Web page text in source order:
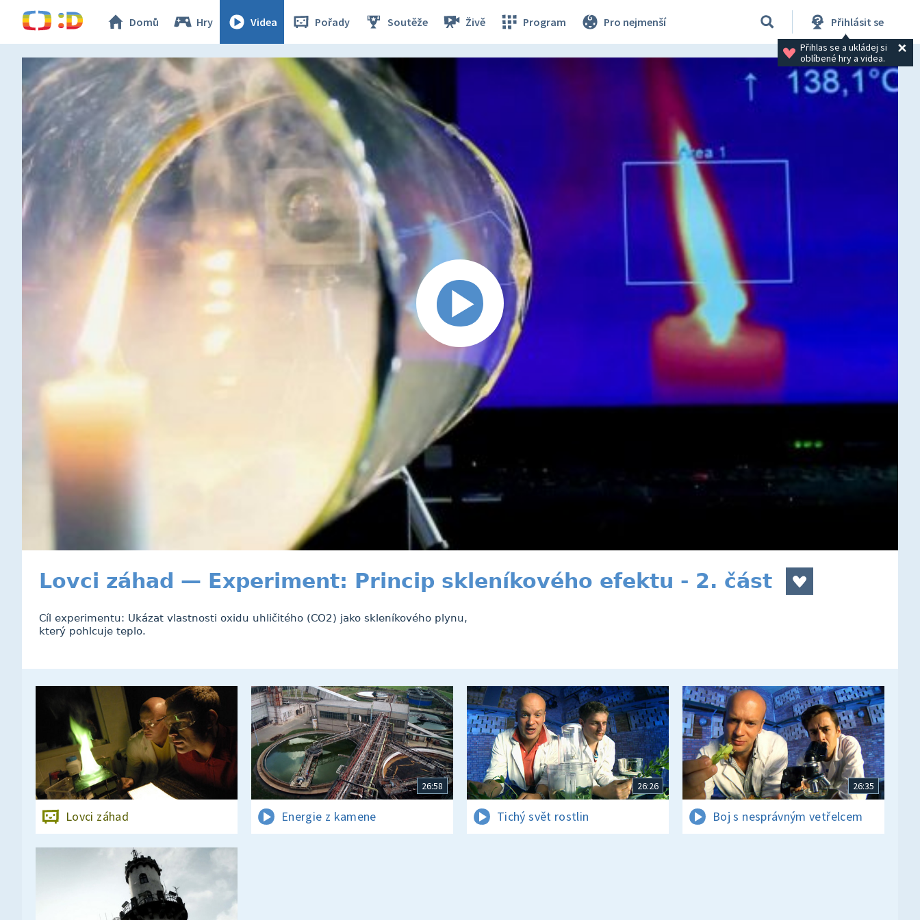
Domů Hry Videa Pořady Soutěže Živě Program Pro nejmenší Přihlásit se
Přihlas se a ukládej si
oblíbené hry a videa.
Lovci záhad — Experiment: Princip skleníkového efektu - 2. část
Cíl experimentu: Ukázat vlastnosti oxidu uhličitého (CO2) jako skleníkového plynu,
který pohlcuje teplo.
Lovci záhad
26:58
Energie z kamene
26:26
Tichý svět rostlin
26:35
Boj s nesprávným vetřelcem